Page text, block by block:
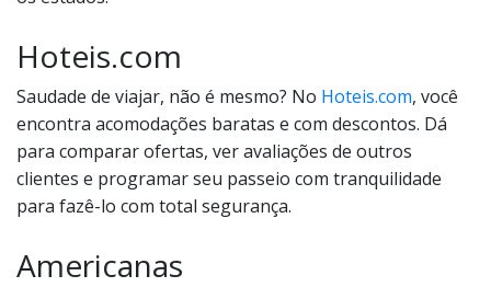
Hoteis.com
Saudade de viajar, não é mesmo? No Hoteis.com, você
encontra acomodações baratas e com descontos. Dá
para comparar ofertas, ver avaliações de outros
clientes e programar seu passeio com tranquilidade
para fazê-lo com total segurança.
Americanas